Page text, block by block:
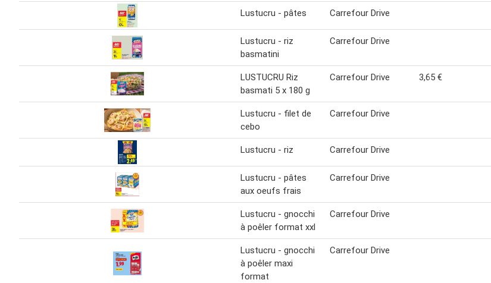
Lustucru - pâtes Carrefour Drive
Lustucru - riz
basmatini
Carrefour Drive
LUSTUCRU Riz
basmati 5 x 180 g
Carrefour Drive 3,65 €
Lustucru - filet de
cebo
Carrefour Drive
Lustucru - riz Carrefour Drive
Lustucru - pâtes
aux oeufs frais
Carrefour Drive
Lustucru - gnocchi
à poêler format xxl
Carrefour Drive
Lustucru - gnocchi
à poêler maxi
format
Carrefour Drive